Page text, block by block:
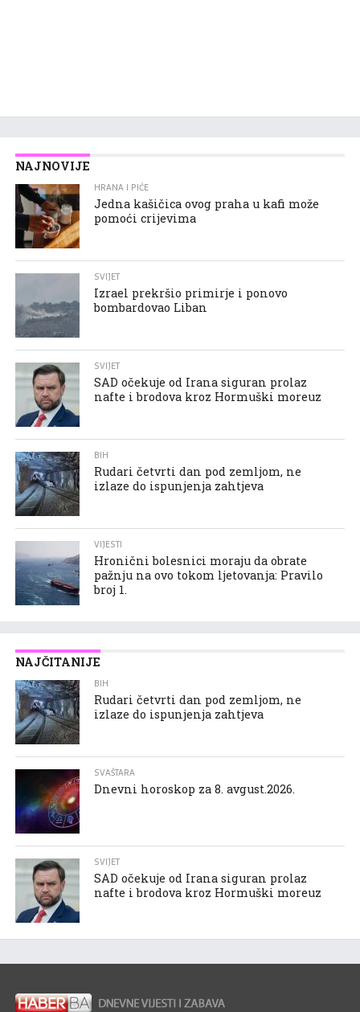
NAJNOVIJE
HRANA I PIĆE
Jedna kašičica ovog praha u kafi može
pomoći crijevima
SVIJET
Izrael prekršio primirje i ponovo
bombardovao Liban
SVIJET
SAD očekuje od Irana siguran prolaz
nafte i brodova kroz Hormuški moreuz
BIH
Rudari četvrti dan pod zemljom, ne
izlaze do ispunjenja zahtjeva
VIJESTI
Hronični bolesnici moraju da obrate
pažnju na ovo tokom ljetovanja: Pravilo
broj 1.
NAJČITANIJE
BIH
Rudari četvrti dan pod zemljom, ne
izlaze do ispunjenja zahtjeva
SVAŠTARA
Dnevni horoskop za 8. avgust.2026.
SVIJET
SAD očekuje od Irana siguran prolaz
nafte i brodova kroz Hormuški moreuz